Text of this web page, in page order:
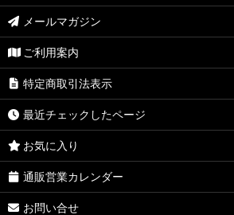
メールマガジン
ご利用案内
特定商取引法表示
最近チェックしたページ
お気に入り
通販営業カレンダー
お問い合せ